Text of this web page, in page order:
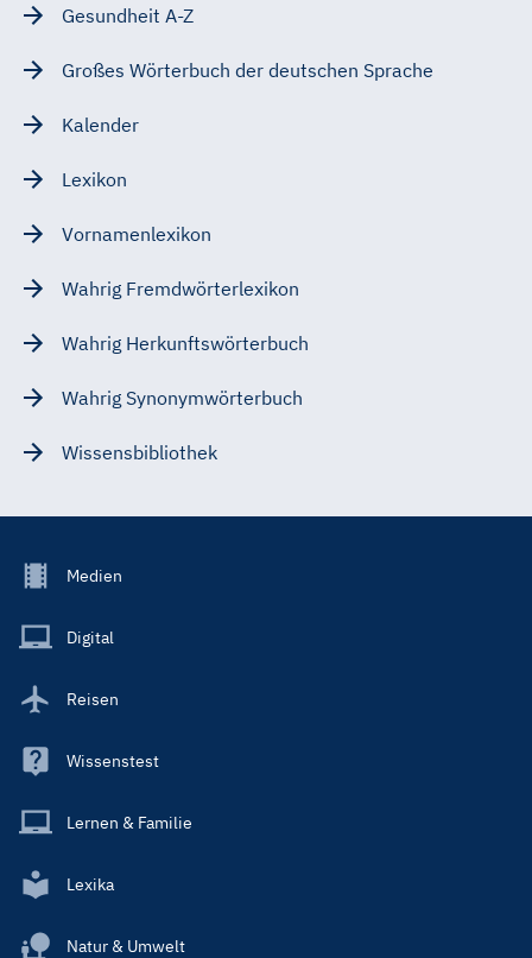
Gesundheit A-Z
Großes Wörterbuch der deutschen Sprache
Kalender
Lexikon
Vornamenlexikon
Wahrig Fremdwörterlexikon
Wahrig Herkunftswörterbuch
Wahrig Synonymwörterbuch
Wissensbibliothek
Footer
Main
Medien
Digital
Reisen
Wissenstest
Lernen & Familie
Lexika
Natur & Umwelt